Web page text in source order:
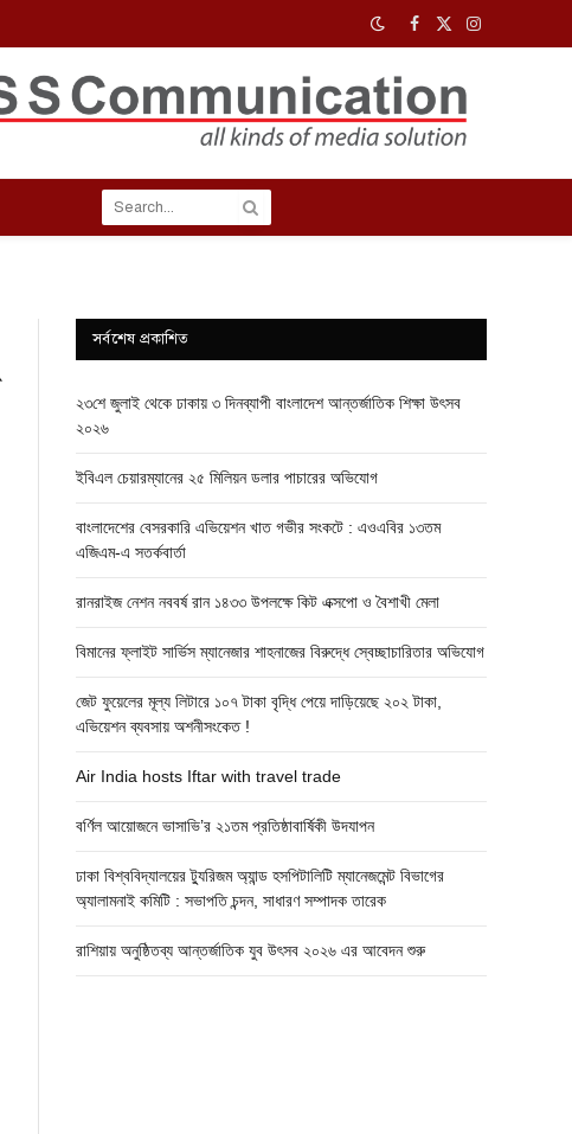
Facebook
X
Instagram
সর্বশেষ প্রকাশিত
২৩শে জুলাই থেকে ঢাকায় ৩ দিনব্যাপী বাংলাদেশ আন্তর্জাতিক শিক্ষা উৎসব
২০২৬
ইবিএল চেয়ারম্যানের ২৫ মিলিয়ন ডলার পাচারের অভিযোগ
বাংলাদেশের বেসরকারি এভিয়েশন খাত গভীর সংকটে : এওএবির ১৩তম
এজিএম-এ সতর্কবার্তা
রানরাইজ নেশন নববর্ষ রান ১৪৩৩ উপলক্ষে কিট এক্সপো ও বৈশাখী মেলা
বিমানের ফ্লাইট সার্ভিস ম্যানেজার শাহনাজের বিরুদ্ধে স্বেচ্ছাচারিতার অভিযোগ
জেট ফুয়েলের মূল্য লিটারে ১০৭ টাকা বৃদ্ধি পেয়ে দাড়িয়েছে ২০২ টাকা,
এভিয়েশন ব্যবসায় অশনীসংকেত !
Air India hosts Iftar with travel trade
বর্ণিল আয়োজনে ভাসাভি’র ২১তম প্রতিষ্ঠাবার্ষিকী উদযাপন
ঢাকা বিশ্ববিদ্যালয়ের ট্যুরিজম অ্যান্ড হসপিটালিটি ম্যানেজমেন্ট বিভাগের
অ্যালামনাই কমিটি : সভাপতি চন্দন, সাধারণ সম্পাদক তারেক
রাশিয়ায় অনুষ্ঠিতব্য আন্তর্জাতিক যুব উৎসব ২০২৬ এর আবেদন শুরু